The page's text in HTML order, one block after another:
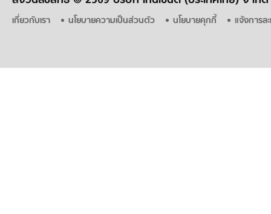
เกี่ยวกับเรา นโยบายความเป็นส่วนตัว นโยบายคุกกี้ แจ้งการล